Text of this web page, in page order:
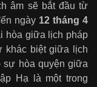
âm sẽ bắt đầu từ
ngày 12 tháng 4
hòa giữa lịch pháp
khác biệt giữa lịch
sự hòa quyện giữa
Hạ là một trong